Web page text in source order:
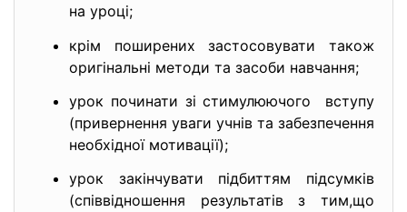
на уроці;
крім поширених застосовувати також
оригінальні методи та засоби навчання;
урок починати зі стимулюючого вступу
(привернення уваги учнів та забезпечення
необхідної мотивації);
урок закінчувати підбиттям підсумків
(співвідношення результатів з тим,що